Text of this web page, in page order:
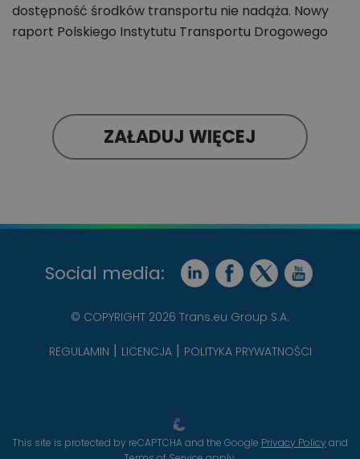
dostępność środków transportu nie nadąża. Nowy
raport Polskiego Instytutu Transportu Drogowego
ZAŁADUJ WIĘCEJ
Social media:
© COPYRIGHT 2026 Trans.eu Group S.A.
REGULAMIN LICENCJA POLITYKA PRYWATNOŚCI
This site is protected by reCAPTCHA and the Google Privacy Policy and